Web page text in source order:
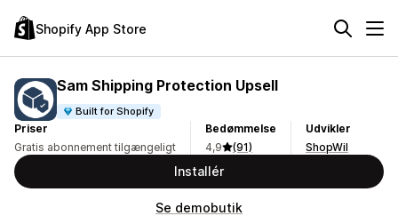
Shopify App Store
Sam Shipping Protection Upsell
Built for Shopify
Priser
Gratis abonnement tilgængeligt
Bedømmelse
4,9
(91)
Udvikler
ShopWil
Installér
Se demobutik